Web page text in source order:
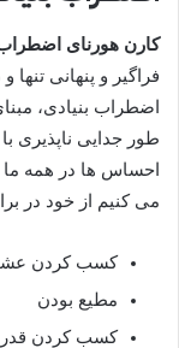
کارن هورنای اضطراب
فراگیر و پنهانی
اضطراب بنیادی،
طور جدایی ناپذیری
احساس ها در همه
می کنیم از خود در
کسب کردن
مطیع بودن
کسب کردن